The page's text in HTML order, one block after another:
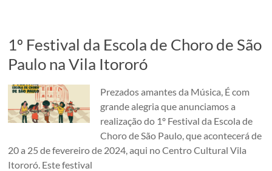
1º Festival da Escola de Choro de São
Paulo na Vila Itororó
Prezados amantes da Música, É com
grande alegria que anunciamos a
realização do 1º Festival da Escola de
Choro de São Paulo, que acontecerá de
20 a 25 de fevereiro de 2024, aqui no Centro Cultural Vila
Itororó. Este festival